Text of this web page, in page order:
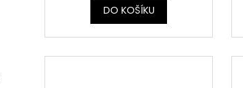
DO KOŠÍKU